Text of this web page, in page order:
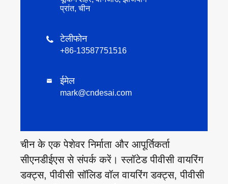
प्रांत, चीन
 टेलीफोन
+86-13587751516
 ईमेल
mark@cndesai.com
चीन के एक पेशेवर निर्माता और आपूर्तिकर्ता
सीएनडीईएस से संपर्क करें। स्लॉटेड पीवीसी वायरिंग
डक्ट्स, पीवीसी सॉलिड वॉल वायरिंग डक्ट्स, पीवीसी